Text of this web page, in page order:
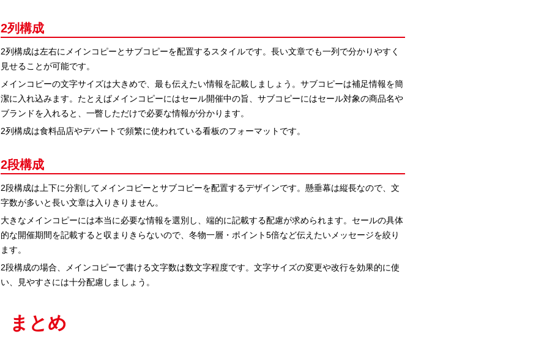
2列構成
2列構成は左右にメインコピーとサブコピーを配置するスタイルです。長い文章でも一列で分かりやすく
見せることが可能です。
メインコピーの文字サイズは大きめで、最も伝えたい情報を記載しましょう。サブコピーは補足情報を簡
潔に入れ込みます。たとえばメインコピーにはセール開催中の旨、サブコピーにはセール対象の商品名や
ブランドを入れると、一瞥しただけで必要な情報が分かります。
2列構成は食料品店やデパートで頻繁に使われている看板のフォーマットです。
2段構成
2段構成は上下に分割してメインコピーとサブコピーを配置するデザインです。懸垂幕は縦長なので、文
字数が多いと長い文章は入りきりません。
大きなメインコピーには本当に必要な情報を選別し、端的に記載する配慮が求められます。セールの具体
的な開催期間を記載すると収まりきらないので、冬物一層・ポイント5倍など伝えたいメッセージを絞り
ます。
2段構成の場合、メインコピーで書ける文字数は数文字程度です。文字サイズの変更や改行を効果的に使
い、見やすさには十分配慮しましょう。
まとめ